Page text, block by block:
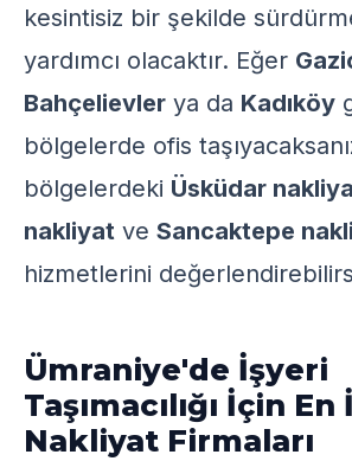
kesintisiz bir şekilde
yardımcı olacaktır. Eğer
Bahçelievler ya da Kadıköy
bölgelerde ofis
bölgelerdeki Üsküdar
nakliyat ve Sancaktepe
hizmetlerini
Ümraniye'de İşyeri
Taşımacılığı İçin En
Nakliyat Firmaları